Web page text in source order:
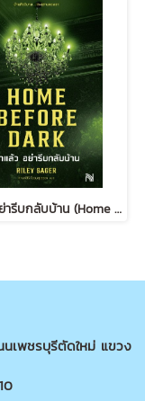
ดึกแล้ว อย่ารีบกลับบ้าน (Home Before Dark)
เพชรบุรีตัดใหม่ แขวง